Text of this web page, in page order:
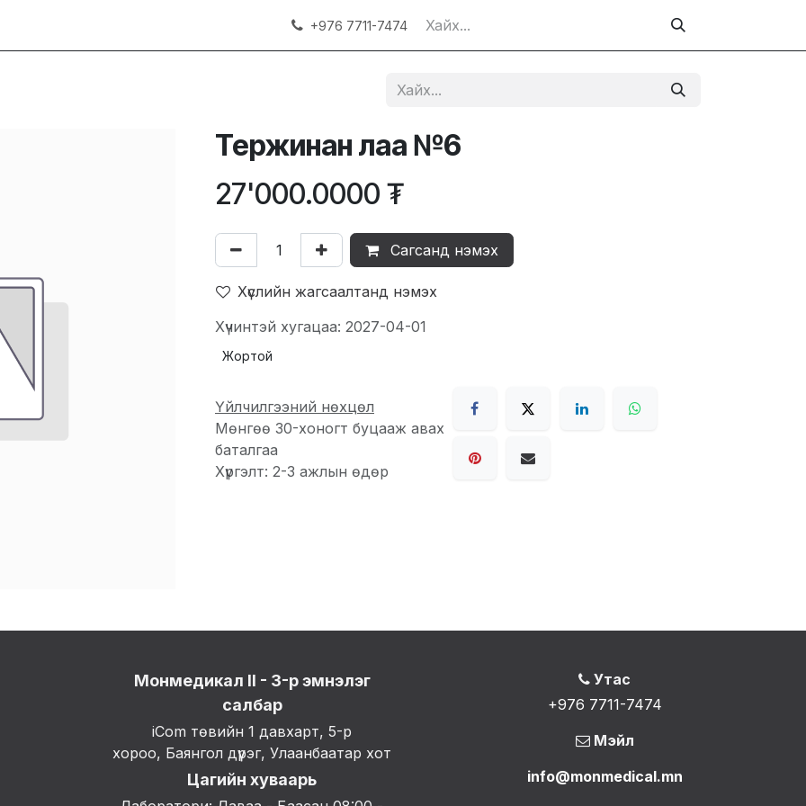
+976 7711-7474
Тержинан лаа №6
27'000.0000 ₮
Сагсанд нэмэх
Хүслийн жагсаалтанд нэмэх
Хүчинтэй хугацаа: 2027-04-01
Жортой
Үйлчилгээний нөхцөл
Мөнгөө 30-хоногт буцааж авах
баталгаа
Хүргэлт: 2-3 ажлын өдөр
Утас
+976 7711-7474
Мэйл
info@monmedical.mn
Монмедикал II - 3-р эмнэлэг
салбар
iCom төвийн 1 давхарт, 5-р
хороо, Баянгол дүүрэг, Улаанбаатар хот
Цагийн хуваарь